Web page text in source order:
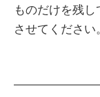
ものだけを残
させてください